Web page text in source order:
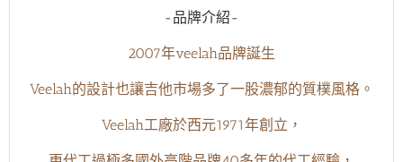
-品牌介紹-
2007年veelah品牌誕生
Veelah的設計也讓吉他市場多了一股濃郁的質樸風格。
Veelah工廠於西元1971年創立，